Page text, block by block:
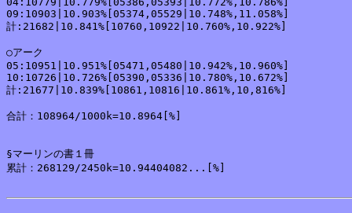
09:10903|10.903%[05374,05529|10.748%,11.058%]
計:21682|10.841%[10760,10922|10.760%,10.922%]
○アーク
05:10951|10.951%[05471,05480|10.942%,10.960%]
10:10726|10.726%[05390,05336|10.780%,10.672%]
計:21677|10.839%[10861,10816|10.861%,10,816%]
合計：108964/1000k=10.8964[%]
§マーリンの書１冊
累計：268129/2450k=10.94404082...[%]